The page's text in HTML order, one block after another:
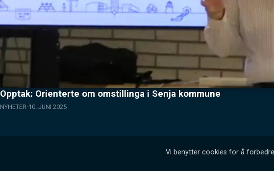
Opptak: Orienterte om omstillinga i Senja kommune
NYHETER 10. JUNI 2025
Vi benytter cookies for å